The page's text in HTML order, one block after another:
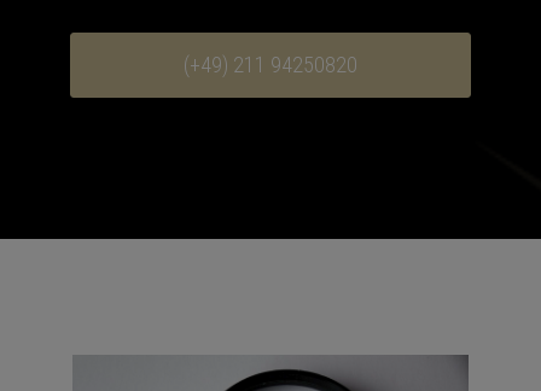
(+49) 211 94250820